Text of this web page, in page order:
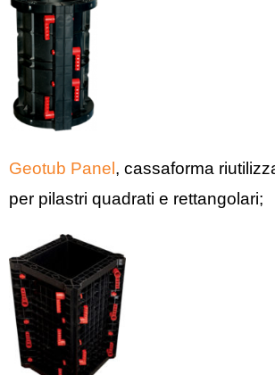
Geotub Panel, cassaforma
per pilastri quadrati e rettangolari;